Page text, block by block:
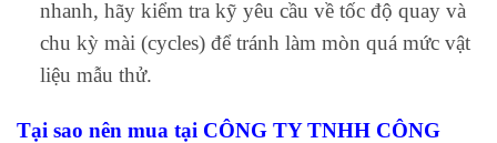
nhanh, hãy kiểm tra kỹ yêu cầu về tốc độ quay và
chu kỳ mài (cycles) để tránh làm mòn quá mức vật
liệu mẫu thử.
Tại sao nên mua tại CÔNG TY TNHH CÔNG